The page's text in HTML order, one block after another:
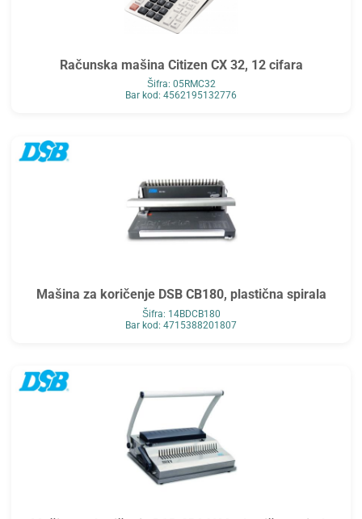
Računska mašina Citizen CX 32, 12 cifara
Šifra: 05RMC32
Bar kod: 4562195132776
Mašina za koričenje DSB CB180, plastična spirala
Šifra: 14BDCB180
Bar kod: 4715388201807